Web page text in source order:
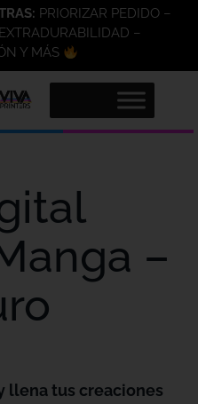
PRIORIZAR PEDIDO –
–
Y MÁS
–
llena tus creaciones